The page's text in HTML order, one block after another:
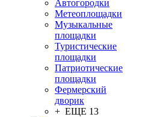
Автогородки
Метеоплощадки
Музыкальные
площадки
Туристические
площадки
Патриотические
площадки
Фермерский
дворик
+ ЕЩЕ 13